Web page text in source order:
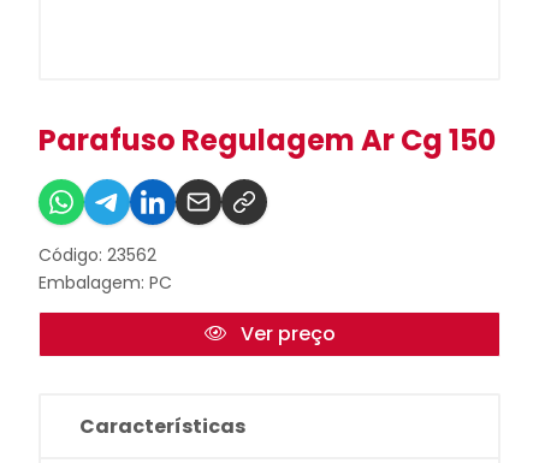
Parafuso Regulagem Ar Cg 150
Código: 23562
Embalagem: PC
Ver preço
Características